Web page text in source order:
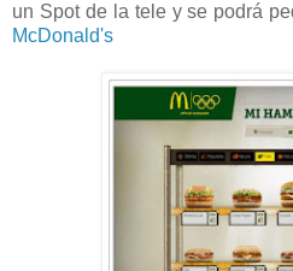
un Spot de la tele y se podrá
McDonald's